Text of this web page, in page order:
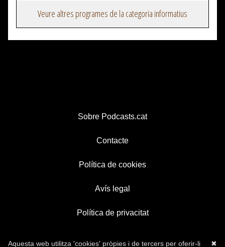
Veure altres programes de la categoria informatius
Sobre Podcasts.cat
Contacte
Política de cookies
Avís legal
Política de privacitat
✖
Aquesta web utilitza 'cookies' pròpies i de tercers per oferir-li